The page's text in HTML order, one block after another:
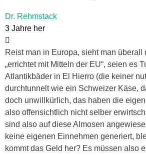
Dr. Rehmstack
3 Jahre her
Reist man in Europa, sieht man überall
„errichtet mit Mitteln der EU“, seien es
Atlantikbäder in El Hierro (die keiner
durchtunnelt wie ein Schweizer Käse,
doch unwillkürlich, das haben die
also offensichtlich nicht selber
sind also auf diese Almosen
keine eigenen Einnehmen generiert,
kommt das Geld her? Es müssen also